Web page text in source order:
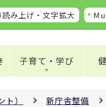
み上げ・文字拡大
子育て・学び
） 新庁舎整備